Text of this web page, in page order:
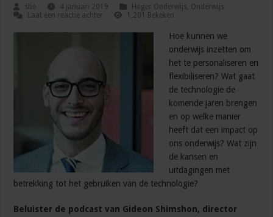
sbo 4 januari 2019 Hoger Onderwijs, Onderwijs
Laat een reactie achter
1,201 Bekeken
Hoe kunnen we
onderwijs inzetten om
het te personaliseren en
flexibiliseren? Wat gaat
de technologie de
komende jaren brengen
en op welke manier
heeft dat een impact op
ons onderwijs? Wat zijn
de kansen en
uitdagingen met
betrekking tot het gebruiken van de technologie?
Beluister de podcast van Gideon Shimshon, director